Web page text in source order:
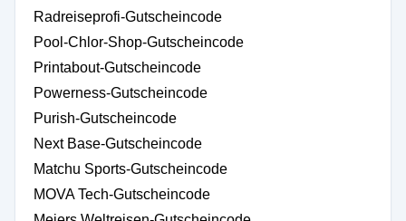
Radreiseprofi-Gutscheincode
Pool-Chlor-Shop-Gutscheincode
Printabout-Gutscheincode
Powerness-Gutscheincode
Purish-Gutscheincode
Next Base-Gutscheincode
Matchu Sports-Gutscheincode
MOVA Tech-Gutscheincode